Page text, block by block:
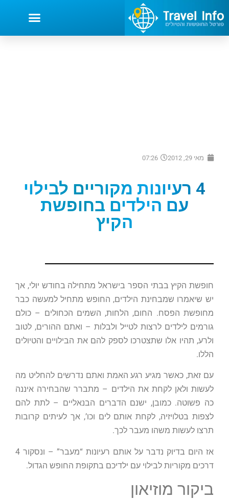
מאי 29, 2012 07:26
4 רעיונות מקוריים לבילוי
עם הילדים בחופשת
הקיץ
חופשת הקיץ בבתי הספר בישראל מתחילה בחודש יולי, אך
יש שיאמרו שמבחינת הילדים, החופש מתחיל למעשה כבר
מחופשת הפסח. החום, הלחות, השמים הכחולים – כולם
גורמים לילדים לרצות לטייל ולבלות – ואתם ההורים, לטוב
ולרע, תהיו אלו שתצטרכו לספק להם את הבילויים והטיולים
הללו.
עם זאת, כאשר מגיע רגע האמת ואתם נדרשים להחליט מה
לעשות ולאן לקחת את הילדים – מתברר שהבחירה איננה
כה פשוטה. כמובן, ישנם הדברים הבנאליים – לתת להם
לצפות בטלויזיה, לקחת אותם לים וכו’, אך לעיתים קרובות
תרצו לעשות משהו מעבר לכך.
אז היום בדיוק נדבר על אותם רעיונות “מעבר” – ונסקור 4
דרכים מקוריות לבילוי עם ילדיכם בתקופת החופש הגדול.
ביקור מוזיאון